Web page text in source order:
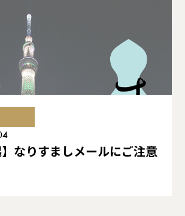
】なりすましメールにご注意